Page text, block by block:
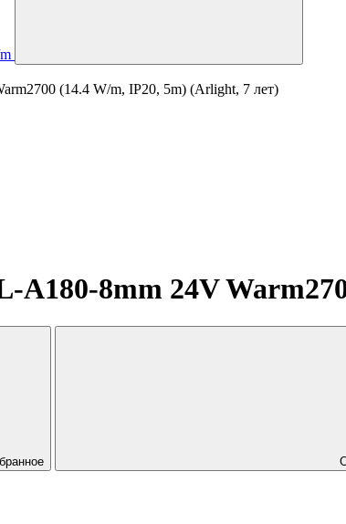
(14.4 W/m, IP20, 5m) (Arlight, 7 лет)
A180-8mm 24V